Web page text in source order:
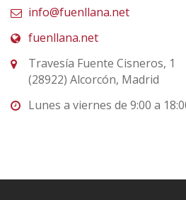
info@fuenllana.net
fuenllana.net
Travesía Fuente Cisneros, 1
(28922) Alcorcón, Madrid
Lunes a viernes de 9:00 a